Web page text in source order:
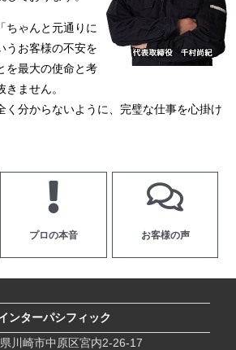
ちゃんと元通りに
うお客様の不安を
を最大の使命と考
ません。
く分からないように、完璧な仕事を心掛け
プロの本音 お客様の声
ンターパシフィック
川崎市中原区宮内2-26-17